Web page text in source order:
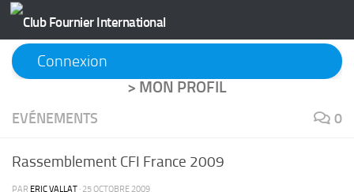
Skip to content
Connexion
> MON PROFIL
EVÉNEMENTS 0
Rassemblement CFI France 2009
PAR ERIC VALLAT · 25 OCTOBRE 2009